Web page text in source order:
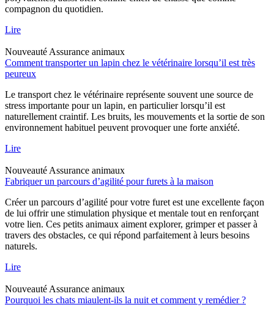
compagnon du quotidien.
Lire
NouveautéAssurance animaux
Comment transporter un lapin chez le vétérinaire lorsqu’il est très
peureux
Le transport chez le vétérinaire représente souvent une source de
stress importante pour un lapin, en particulier lorsqu’il est
naturellement craintif. Les bruits, les mouvements et la sortie de son
environnement habituel peuvent provoquer une forte anxiété.
Lire
NouveautéAssurance animaux
Fabriquer un parcours d’agilité pour furets à la maison
Créer un parcours d’agilité pour votre furet est une excellente façon
de lui offrir une stimulation physique et mentale tout en renforçant
votre lien. Ces petits animaux aiment explorer, grimper et passer à
travers des obstacles, ce qui répond parfaitement à leurs besoins
naturels.
Lire
NouveautéAssurance animaux
Pourquoi les chats miaulent-ils la nuit et comment y remédier ?